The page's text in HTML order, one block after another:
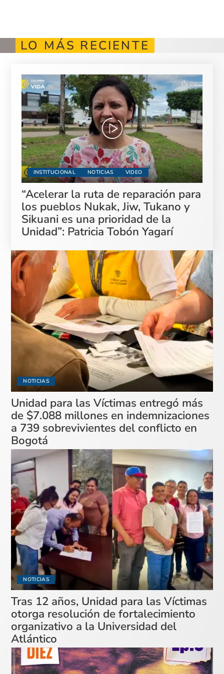
LO MÁS RECIENTE
INSTITUCIONAL NOTICIAS VIDEO
“Acelerar la ruta de reparación para
los pueblos Nukak, Jiw, Tukano y
Sikuani es una prioridad de la
Unidad”: Patricia Tobón Yagarí
NOTICIAS
Unidad para las Víctimas entregó más
de $7.088 millones en indemnizaciones
a 739 sobrevivientes del conflicto en
Bogotá
NOTICIAS
Tras 12 años, Unidad para las Víctimas
otorga resolución de fortalecimiento
organizativo a la Universidad del
Atlántico